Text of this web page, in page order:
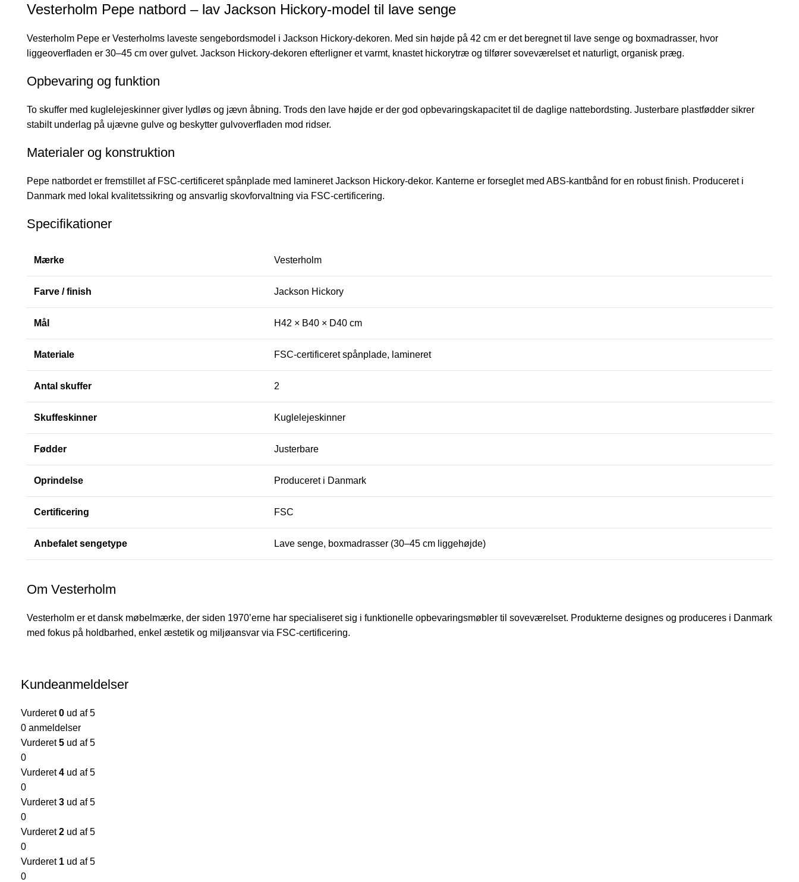
Vesterholm Pepe natbord – lav Jackson Hickory-model til lave senge
Vesterholm Pepe er Vesterholms laveste sengebordsmodel i Jackson Hickory-dekoren. Med sin højde på 42 cm er det beregnet til lave senge og boxmadrasser, hvor
liggeoverfladen er 30–45 cm over gulvet. Jackson Hickory-dekoren efterligner et varmt, knastet hickorytræ og tilfører soveværelset et naturligt, organisk præg.
Opbevaring og funktion
To skuffer med kuglelejeskinner giver lydløs og jævn åbning. Trods den lave højde er der god opbevaringskapacitet til de daglige nattebordsting. Justerbare plastfødder sikrer
stabilt underlag på ujævne gulve og beskytter gulvoverfladen mod ridser.
Materialer og konstruktion
Pepe natbordet er fremstillet af FSC-certificeret spånplade med lamineret Jackson Hickory-dekor. Kanterne er forseglet med ABS-kantbånd for en robust finish. Produceret i
Danmark med lokal kvalitetssikring og ansvarlig skovforvaltning via FSC-certificering.
Specifikationer
Mærke Vesterholm
Farve / finish Jackson Hickory
Mål H42 × B40 × D40 cm
Materiale FSC-certificeret spånplade, lamineret
Antal skuffer 2
Skuffeskinner Kuglelejeskinner
Fødder Justerbare
Oprindelse Produceret i Danmark
Certificering FSC
Anbefalet sengetype Lave senge, boxmadrasser (30–45 cm liggehøjde)
Om Vesterholm
Vesterholm er et dansk møbelmærke, der siden 1970’erne har specialiseret sig i funktionelle opbevaringsmøbler til soveværelset. Produkterne designes og produceres i Danmark
med fokus på holdbarhed, enkel æstetik og miljøansvar via FSC-certificering.
Kundeanmeldelser
Vurderet0 ud af 5
0 anmeldelser
Vurderet5 ud af 5
0
Vurderet4 ud af 5
0
Vurderet3 ud af 5
0
Vurderet2 ud af 5
0
Vurderet 1 ud af 5
0